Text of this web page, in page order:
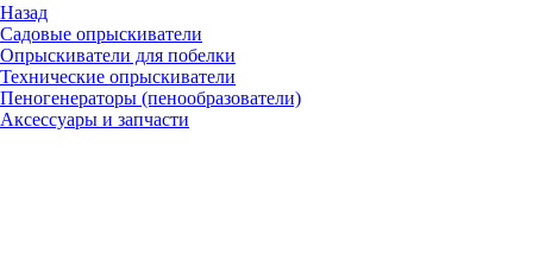
Назад
Садовые опрыскиватели
Опрыскиватели для побелки
Технические опрыскиватели
Пеногенераторы (пенообразователи)
Аксессуары и запчасти